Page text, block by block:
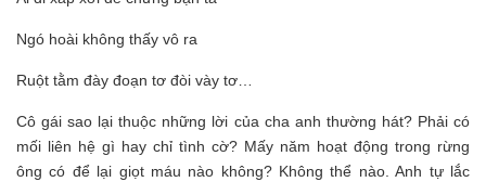
Ngó hoài không thấy vô ra
Ruột tằm đày đoạn tơ đòi vày tơ…
Cô gái sao lại thuộc những lời của cha anh thường hát? Phải có
mối liên hệ gì hay chỉ tình cờ? Mấy năm hoạt động trong rừng
ông có để lại giọt máu nào không? Không thể nào. Anh tự lắc